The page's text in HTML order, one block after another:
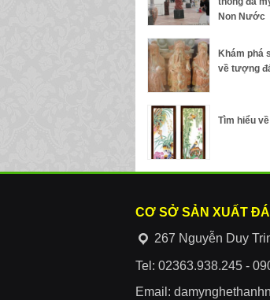
Non Nước
Khám phá
về tượng
Tìm hiểu
CƠ SỞ SẢN XUẤT
267 Nguyễn Duy
Tel: 02363.938.245 -
Email: